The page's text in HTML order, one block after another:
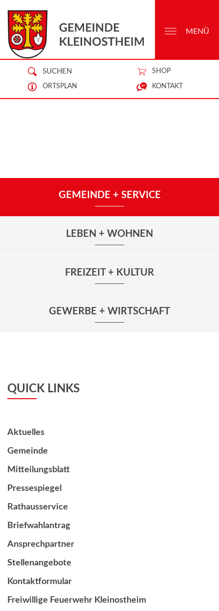
SUCHEN SHOP
ORTSPLAN KONTAKT
MENÜ
GEMEINDE + SERVICE
LEBEN + WOHNEN
FREIZEIT + KULTUR
GEWERBE + WIRTSCHAFT
QUICK LINKS
Aktuelles
Gemeinde
Mitteilungsblatt
Pressespiegel
Rathausservice
Briefwahlantrag
Ansprechpartner
Stellenangebote
Kontaktformular
Freiwillige Feuerwehr Kleinostheim